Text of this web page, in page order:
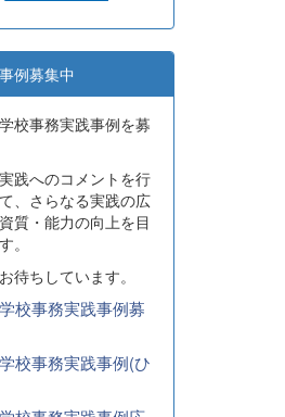
例募集中
校事務実践事例を募
践へのコメントを行
、さらなる実践の広
質・能力の向上を目
。
待ちしています。
校事務実践事例募
校事務実践事例(ひ